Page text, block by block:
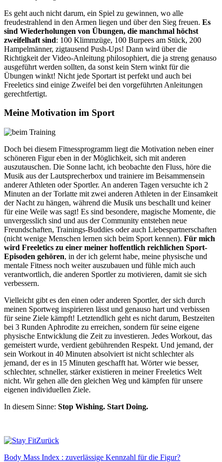
Es geht auch nicht darum, ein Spiel zu gewinnen, wo alle
freudestrahlend in den Armen liegen und über den Sieg freuen. Es
sind Wiederholungen von Übungen, die manchmal höchst
zweifelhaft sind: 100 Klimmzüge, 100 Burpees am Stück, 200
Hampelmänner, zigtausend Push-Ups! Dann wird über die
Richtigkeit der Video-Anleitung philosophiert, die ja streng genauso
ausgeführt werden sollten, da sonst kein Stern winkt für die
Übungen winkt! Nicht jede Sportart ist perfekt und auch bei
Freeletics sind einige Zweifel bei den vorgeführten Anleitungen
gerechtfertigt.
Meine Motivation im Sport
Doch bei diesem Fitnessprogramm liegt die Motivation neben einer
schöneren Figur eben in der Möglichkeit, sich mit anderen
auszutauschen. Die Sonne lacht, ich beobachte den Fluss, höre die
Musik aus der Lautsprecherbox und trainiere im Beisammensein
anderer Athleten oder Sportler. An anderen Tagen versuchte ich 2
Minuten an der Torlatte mit zwei anderen Athleten in der Einsamkeit
der Nacht zu hängen, während die Musik uns beschallt und keiner
für eine Weile was sagt! Es sind besondere, magische Momente, die
unvergesslich sind und aus der Community entstehen neue
Freundschaften, Trainings-Buddies oder auch Liebespartnerschaften
(nicht wenige Menschen lernen sich beim Sport kennen). Für mich
wird Freeletics zu einer meiner hoffentlich reichlichen Sport-
Episoden gehören, in der ich gelernt habe, meine physische und
mentale Fitness noch weiter auszubauen und fühle mich auch
verantwortlich, die anderen Sportler zu motivieren, damit sie sich
verbessern.
Vielleicht gibt es den einen oder anderen Sportler, der sich durch
meinen Sportweg inspirieren lässt und genauso hart und verbissen
für seine Ziele kämpft! Letztendlich geht es nicht darum, Bestzeiten
bei 3 Runden Aphrodite zu erreichen, sondern für seine eigene
physische Entwicklung die Zeit zu investieren. Jedes Workout, das
gemeistert wurde, verdient gebührenden Respekt. Und jemand, der
sein Workout in 40 Minuten absolviert ist nicht schlechter als
jemand, der es in 15 Minuten geschafft hat. Wörter wie besser,
schlechter, schneller, stärker existieren in meiner Freeletics Welt
nicht. Wir gehen alle den gleichen Weg und kämpfen für unsere
eigenen individuellen Ziele.
In diesem Sinne: Stop Wishing. Start Doing.
Zurück
Body Mass Index : zuverlässige Kennzahl für die Figur?